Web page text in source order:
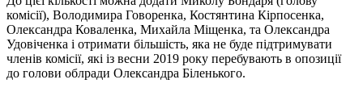
комісії), Володимира Говоренка, Костянтина Кірпосенка,
Олександра Коваленка, Михайла Міщенка, та Олександра
Удовіченка і отримати більшість, яка не буде підтримувати
членів комісії, які із весни 2019 року перебувають в опозиції
до голови облради Олександра Біленького.